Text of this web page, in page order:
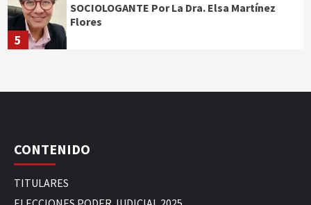
5
SOCIOLOGANTE Por La Dra. Elsa Martínez
Flores
CONTENIDO
TITULARES